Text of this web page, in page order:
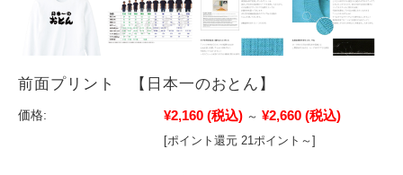
前面プリント 【日本一のおとん】
価格: ¥2,160 (税込) ～ ¥2,660 (税込)
[ポイント還元 21ポイント～]